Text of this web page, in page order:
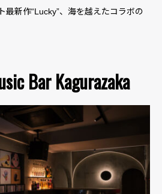
最新作“Lucky”、海を越えたコラボの
Bar Kagurazaka